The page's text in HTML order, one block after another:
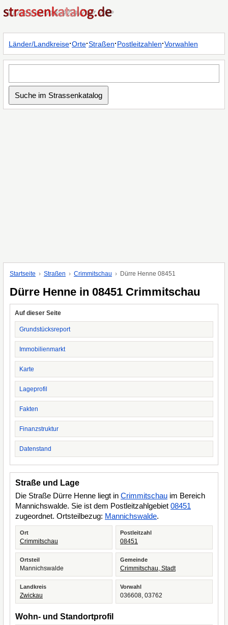
Länder/Landkreise·Orte·Straßen·Postleitzahlen·Vorwahlen
Startseite Straßen Crimmitschau Dürre Henne 08451
Dürre Henne in 08451 Crimmitschau
Auf dieser Seite
Grundstücksreport
Immobilienmarkt
Karte
Lageprofil
Fakten
Finanzstruktur
Datenstand
Straße und Lage
Die Straße Dürre Henne liegt in Crimmitschau im Bereich
Mannichswalde. Sie ist dem Postleitzahlgebiet 08451
zugeordnet. Ortsteilbezug: Mannichswalde.
Ort
Crimmitschau
Postleitzahl
08451
Ortsteil
Mannichswalde
Gemeinde
Crimmitschau, Stadt
Landkreis
Zwickau
Vorwahl
036608, 03762
Wohn- und Standortprofil